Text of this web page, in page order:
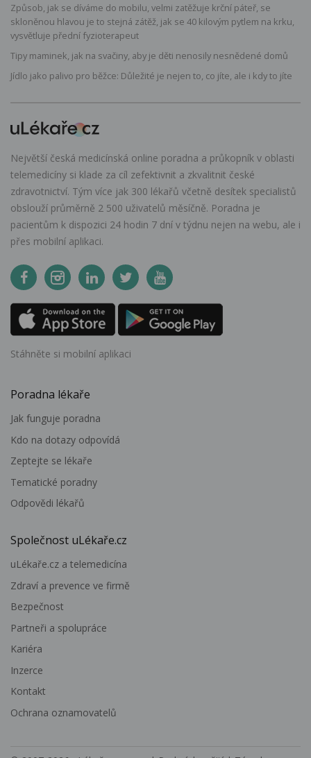
Způsob, jak se díváme do mobilu, velmi zatěžuje krční páteř, se
skloněnou hlavou je to stejná zátěž, jak se 40 kilovým pytlem na krku,
vysvětluje přední fyzioterapeut
Tipy maminek, jak na svačiny, aby je děti nenosily nesnědené domů
Jídlo jako palivo pro běžce: Důležité je nejen to, co jíte, ale i kdy to jíte
Největší česká medicínská online poradna a průkopník v oblasti
telemedicíny si klade za cíl zefektivnit a zkvalitnit české
zdravotnictví. Tým více jak 300 lékařů včetně desítek specialistů
obslouží průměrně 2 500 uživatelů měsíčně. Poradna je
pacientům k dispozici 24 hodin 7 dní v týdnu nejen na webu, ale i
přes mobilní aplikaci.
Stáhněte si mobilní aplikaci
Poradna lékaře
Jak funguje poradna
Kdo na dotazy odpovídá
Zeptejte se lékaře
Tematické poradny
Odpovědi lékařů
Společnost uLékaře.cz
uLékaře.cz a telemedicína
Zdraví a prevence ve firmě
Bezpečnost
Partneři a spolupráce
Kariéra
Inzerce
Kontakt
Ochrana oznamovatelů